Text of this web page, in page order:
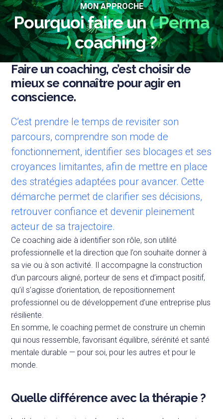
MON APPROCHE
Pourquoi faire un( Perma
)coaching ?
Faire un coaching, c’est choisir de
mieux se connaître pour agir en
conscience.
C’est prendre le temps de revisiter son
parcours, comprendre son mode de
fonctionnement, identifier ses blocages et ses
croyances limitantes, afin de mettre en place
des stratégies adaptées pour avancer. Cette
démarche permet de clarifier ses décisions,
retrouver confiance et devenir pleinement
acteur de sa trajectoire.
Ce coaching aide à identifier son rôle, son utilité
professionnelle et la direction que l’on souhaite donner à
sa vie ou à son activité. Il accompagne la construction
d’un parcours aligné, porteur de sens et d’impact positif,
qu’il s’agisse d’orientation, de repositionnement
professionnel ou de développement d’une entreprise plus
résiliente.
En somme, le coaching permet de construire un chemin
qui nous ressemble, favorisant équilibre, sérénité et santé
mentale durable — pour soi, pour les autres et pour le
monde.
Quelle différence avec la thérapie ?